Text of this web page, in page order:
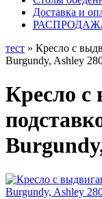
Доставка и
тест » Кресло с
Burgundy, Ashley
Кресло